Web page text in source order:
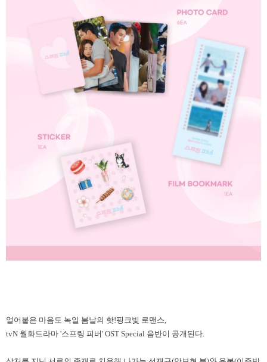
얼어붙은 마음도 녹일 봄날의 핫!핑크빛 로맨스
tvN 월화드라마 '스프링 피버' OST Special 음반이 공개된다